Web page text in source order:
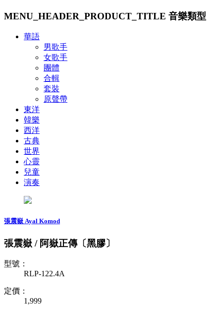
MENU_HEADER_PRODUCT_TITLE 音樂類型
華語
男歌手
女歌手
團體
合輯
套裝
原聲帶
東洋
韓樂
西洋
古典
世界
心靈
兒童
演奏
張震嶽 Ayal Komod
張震嶽 / 阿嶽正傳〔黑膠〕
型號：
RLP-122.4A
定價：
1,999